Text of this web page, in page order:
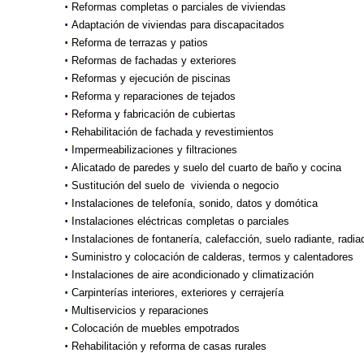
Reformas completas o parciales de viviendas
Adaptación de viviendas para discapacitados
Reforma de terrazas y patios
Reformas de fachadas y exteriores
Reformas y ejecución de piscinas
Reforma y reparaciones de tejados
Reforma y fabricación de cubiertas
Rehabilitación de fachada y revestimientos
Impermeabilizaciones y filtraciones
Alicatado de paredes y suelo del cuarto de baño y cocina
Sustitución del suelo de vivienda o negocio
Instalaciones de telefonía, sonido, datos y domótica
Instalaciones eléctricas completas o parciales
Instalaciones de fontanería, calefacción, suelo radiante,
Suministro y colocación de calderas, termos y calentadores
Instalaciones de aire acondicionado y climatización
Carpinterías interiores, exteriores y cerrajería
Multiservicios y reparaciones
Colocación de muebles empotrados
Rehabilitación y reforma de casas rurales